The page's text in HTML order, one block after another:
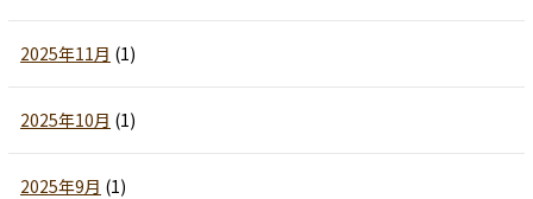
2025年11月 (1)
2025年10月 (1)
2025年9月 (1)